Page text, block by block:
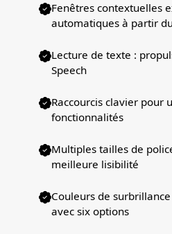
Fenêtres contextuelles
automatiques à partir
Lecture de texte :
Speech
Raccourcis clavier pour
fonctionnalités
Multiples tailles de
meilleure lisibilité
Couleurs de
avec six options